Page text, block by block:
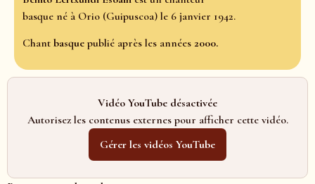
basque né à Orio (Guipuscoa) le 6 janvier 1942.
Chant basque publié après les années 2000.
Vidéo YouTube désactivée
Autorisez les contenus externes pour afficher cette vidéo.
Gérer les vidéos YouTube